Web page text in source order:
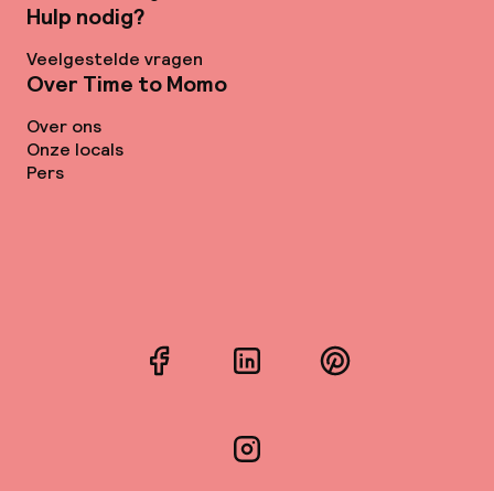
Hulp nodig?
Veelgestelde vragen
Over Time to Momo
Over ons
Onze locals
Pers
FacebookLinkedInPinterest
Instagram